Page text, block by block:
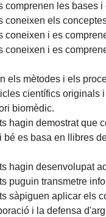
comprenen les bases
coneixen els
coneixen i es
coneixen i es
els mètodes i els
científics originals
biomèdic.
hagin demostrat que
bé es basa en llibres
hagin desenvolupat
puguin transmetre
sàpiguen aplicar els
i la defensa